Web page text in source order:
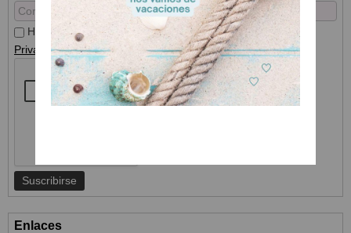
He leído y acepto el Tratamiento de datosy la
Política de
Privacidad
Enlaces